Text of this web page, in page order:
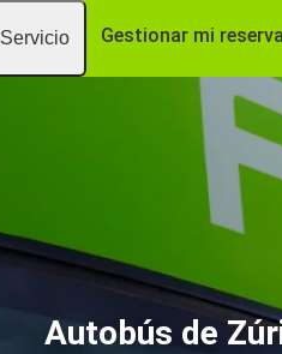
Servicio Gestionar mi reserva
Autobús de